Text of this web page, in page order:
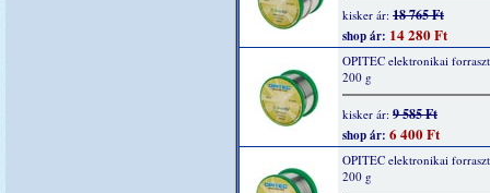
kisker ár: 18 765 Ft
shop ár: 14 280 Ft
OPITEC elektronikai
200 g
kisker ár: 9 585 Ft
shop ár: 6 400 Ft
OPITEC elektronikai
200 g